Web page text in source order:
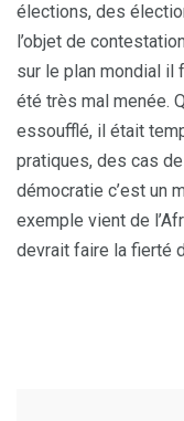
élections, des
l’objet de
sur le plan mondial il
été très mal menée.
essoufflé, il était
pratiques, des cas
démocratie c’est un
exemple vient de
devrait faire la fierté